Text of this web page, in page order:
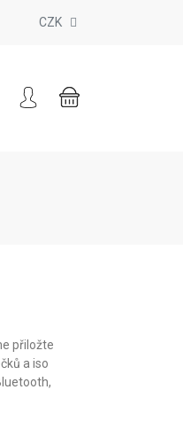
CZK
přiložte
a iso